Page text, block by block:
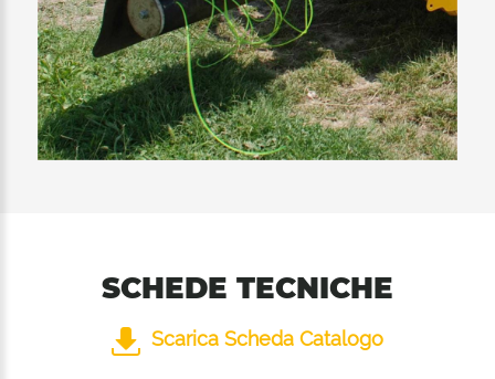
SCHEDE TECNICHE
Scarica Scheda Catalogo